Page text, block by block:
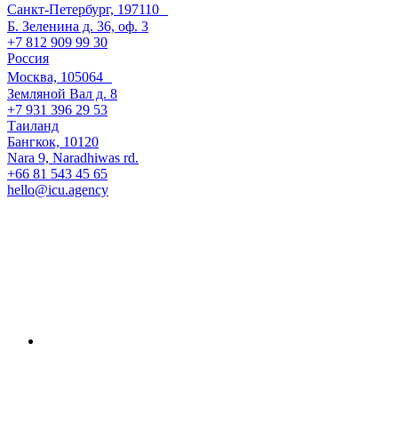
Санкт-Петербург, 197110
Б. Зеленина д. 36, оф. 3
+7 812 909 99 30
Россия
Москва, 105064
Земляной Вал д. 8
+7 931 396 29 53
Таиланд
Бангкок, 10120
Nara 9, Naradhiwas rd.
+66 81 543 45 65
hello@icu.agency